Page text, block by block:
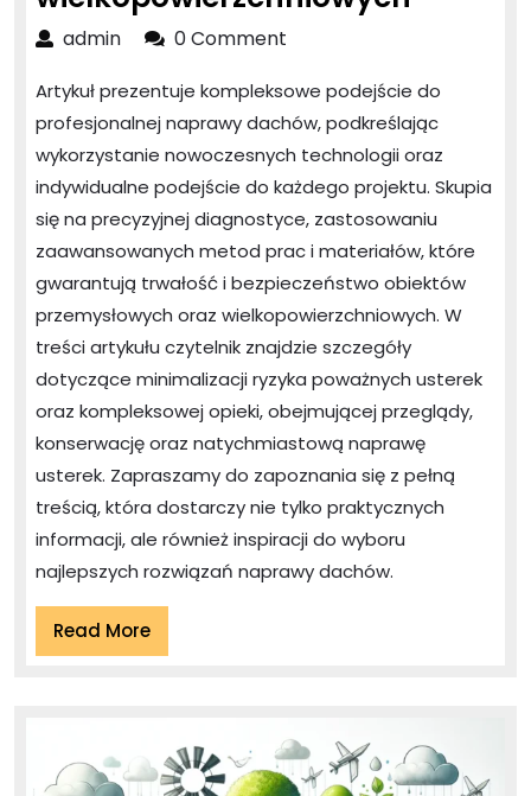
w
–
dla
i
adminadmin0 Comment
Artykuł prezentuje kompleksowe podejście do
profesjonalnej naprawy dachów, podkreślając
wykorzystanie nowoczesnych technologii oraz
indywidualne podejście do każdego projektu. Skupia
się na precyzyjnej diagnostyce, zastosowaniu
zaawansowanych metod prac i materiałów, które
gwarantują trwałość i bezpieczeństwo obiektów
przemysłowych oraz wielkopowierzchniowych. W
treści artykułu czytelnik znajdzie szczegóły
dotyczące minimalizacji ryzyka poważnych usterek
oraz kompleksowej opieki, obejmującej przeglądy,
konserwację oraz natychmiastową naprawę
usterek. Zapraszamy do zapoznania się z pełną
treścią, która dostarczy nie tylko praktycznych
informacji, ale również inspiracji do wyboru
najlepszych rozwiązań naprawy dachów.
Read MoreRead
More